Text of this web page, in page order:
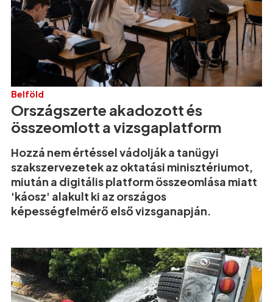
Belföld
Országszerte akadozott és
összeomlott a vizsgaplatform
Hozzá nem értéssel vádolják a tanügyi
szakszervezetek az oktatási minisztériumot,
miután a digitális platform összeomlása miatt
'káosz' alakult ki az országos
képességfelmérő első vizsganapján.